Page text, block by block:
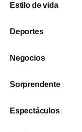
Estilo de vida
Deportes
Negocios
Sorprendente
Espectáculos